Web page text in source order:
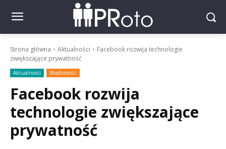
Strona główna Aktualności
Facebook rozwija technologie
zwiększające prywatność
Aktualności Wiadomości
Facebook rozwija
technologie zwiększające
prywatność